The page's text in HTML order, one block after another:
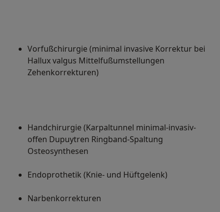
Vorfußchirurgie (minimal invasive Korrektur bei
Hallux valgus Mittelfußumstellungen
Zehenkorrekturen)
Handchirurgie (Karpaltunnel minimal-invasiv-
offen Dupuytren Ringband-Spaltung
Osteosynthesen
Endoprothetik (Knie- und Hüftgelenk)
Narbenkorrekturen